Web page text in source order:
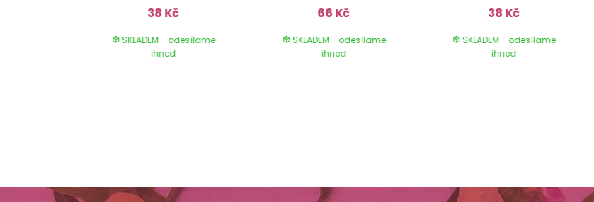
38 Kč
SKLADEM - odesílame
ihned
66 Kč
SKLADEM - odesílame
ihned
38 Kč
SKLADEM - odesílame
ihned